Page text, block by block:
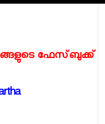
ഫേസ്‌ബുക്ക്‌